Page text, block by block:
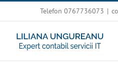
to
content
Telefon 0767736073 |